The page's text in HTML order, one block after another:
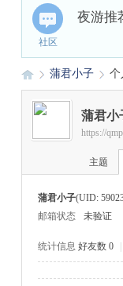
社区
夜游推
›
蒲君小子 个
蒲君小
https://
主题
蒲君小子(UID:
邮箱状态
未验证
统计信息 好友数 0